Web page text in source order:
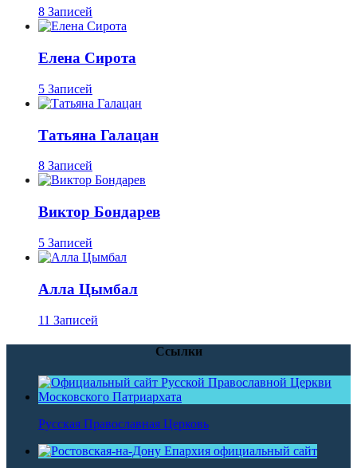
8 Записей
Елена Сирота
5 Записей
Татьяна Галацан
8 Записей
Виктор Бондарев
5 Записей
Алла Цымбал
11 Записей
Ссылки
Русская Православная Церковь